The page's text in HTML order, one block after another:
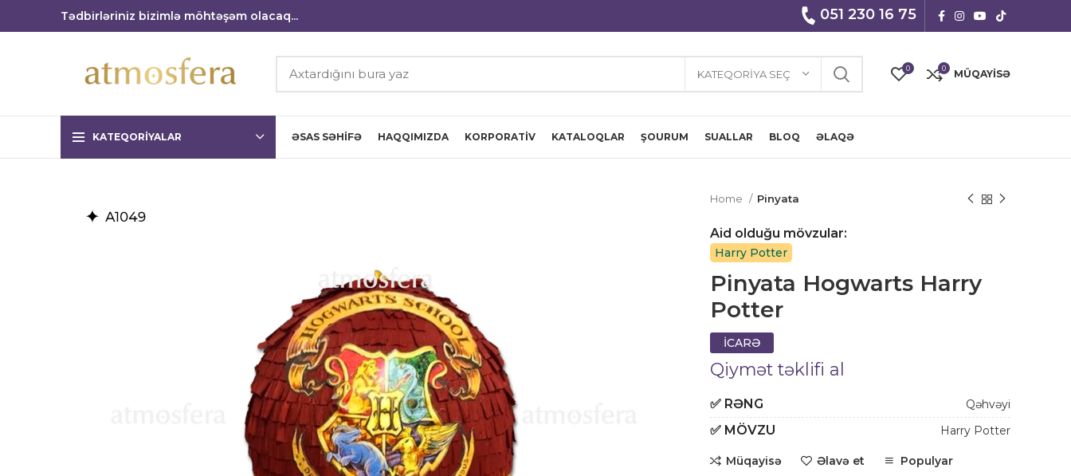
Tədbirləriniz bizimlə möhtəşəm olacaq... 051 230 16 75
KATEQORIYA SEÇ 0 0 MÜQAYISƏ
KATEQORIYALAR ƏSAS SƏHIFƏ HAQQIMIZDA KORPORATIV KATALOQLAR ŞOURUM SUALLAR BLOQ ƏLAQƏ
Home Pinyata
Aid olduğu mövzular:
Harry Potter
Pinyata Hogwarts Harry
Potter
İCARƏ
Qiymət təklifi al
✅ RƏNG Qəhvəyi
✅ MÖVZU Harry Potter
Müqayisə Əlavə et Populyar